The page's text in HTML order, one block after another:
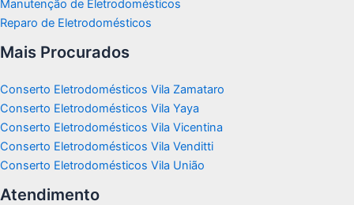
Manutenção de Eletrodomésticos
Reparo de Eletrodomésticos
Mais Procurados
Conserto Eletrodomésticos Vila Zamataro
Conserto Eletrodomésticos Vila Yaya
Conserto Eletrodomésticos Vila Vicentina
Conserto Eletrodomésticos Vila Venditti
Conserto Eletrodomésticos Vila União
Atendimento